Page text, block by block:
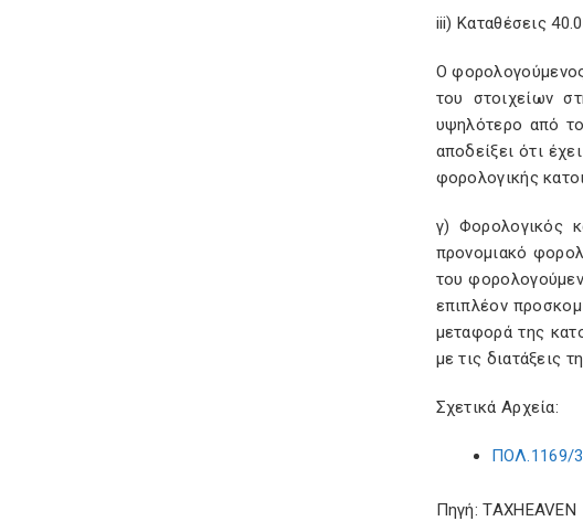
iii) Καταθέσεις
Ο φορολογούμενος
του στοιχείων
υψηλότερο από
αποδείξει ότι
φορολογικής
γ) Φορολογικός
προνομιακό
του
επιπλέον
μεταφορά της
με τις διατάξεις
Σχετικά Αρχεία:
ΠΟΛ.1169/
Πηγή: TAXHEAVEN